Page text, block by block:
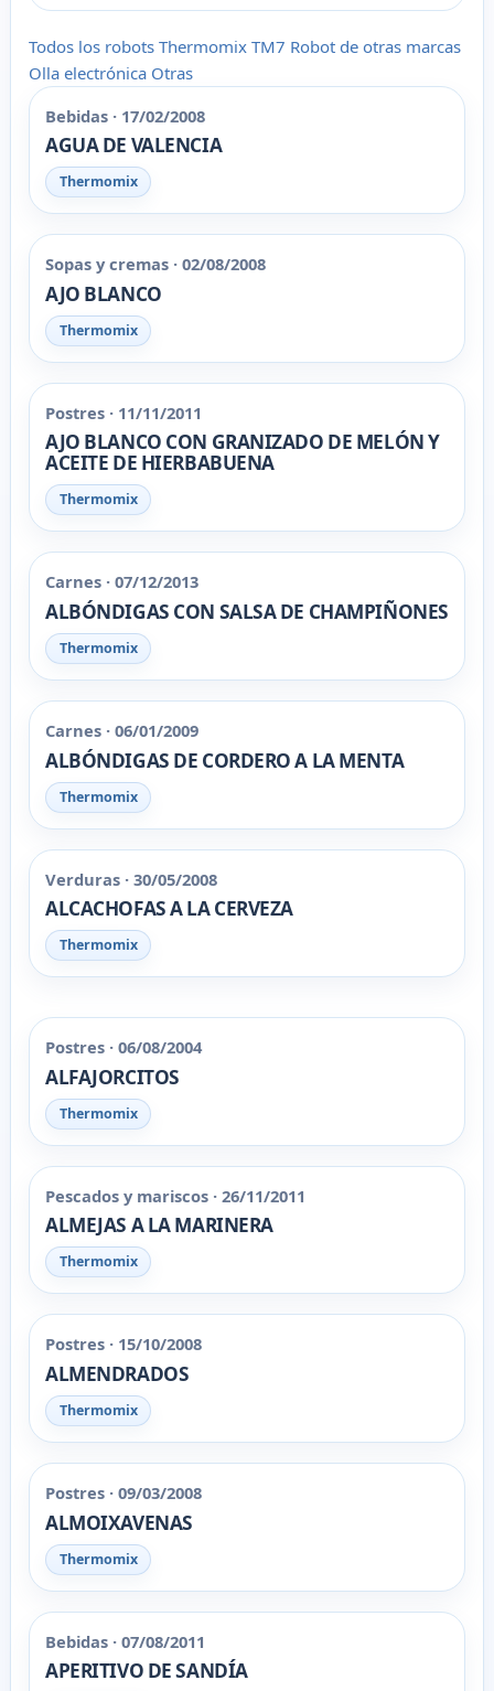
Todos los robots Thermomix TM7 Robot de otras marcas
Olla electrónica Otras
Bebidas · 17/02/2008
AGUA DE VALENCIA
Thermomix
Sopas y cremas · 02/08/2008
AJO BLANCO
Thermomix
Postres · 11/11/2011
AJO BLANCO CON GRANIZADO DE MELÓN Y
ACEITE DE HIERBABUENA
Thermomix
Carnes · 07/12/2013
ALBÓNDIGAS CON SALSA DE CHAMPIÑONES
Thermomix
Carnes · 06/01/2009
ALBÓNDIGAS DE CORDERO A LA MENTA
Thermomix
Verduras · 30/05/2008
ALCACHOFAS A LA CERVEZA
Thermomix
Postres · 06/08/2004
ALFAJORCITOS
Thermomix
Pescados y mariscos · 26/11/2011
ALMEJAS A LA MARINERA
Thermomix
Postres · 15/10/2008
ALMENDRADOS
Thermomix
Postres · 09/03/2008
ALMOIXAVENAS
Thermomix
Bebidas · 07/08/2011
APERITIVO DE SANDÍA